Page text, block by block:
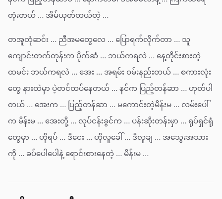
တုံးတယ် … အိမ်ယုတ်တယ်တဲ့ …
တအူတုံဆင်း … ညီအမတွေလေ … ပြောရက်လိုက်တာ … သူ
ကျောင်းတက်တုန်းက ပိုက်ဆံ … ဘယ်ကရလဲ … နေ့တိုင်းစားတဲ့
ထမင်း ဘယ်ကရလဲ … အေး … အရမ်း ဝမ်းနည်းတယ် … စကားလုံး
တွေ နားထဲမှာ ပဲ့တင်ထပ်နေတယ် … နင်က ပြည့်တန်ဆာ … ဟုတ်ပါ
တယ် … အေးက … ပြည့်တန်ဆာ … မကောင်းတဲ့မိန်းမ … လမ်းပေါ်
က မိန်းမ … အေးတို့ … လုပ်ငန်းခွင်က … ပန်းဆိုးတန်းမှာ … ရုပ်ရှင်ရုံ
တွေမှာ … ဟိုရပ် … ဒီငေး … ဟိုလူခေါ် … ဒီလူချ … အသွေးအသား
ကို … ခပ်ပေါပေါနဲ့ ရောင်းစားနေတဲ့ … မိန်းမ …